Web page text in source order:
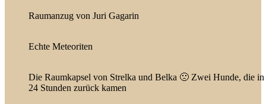
Raumanzug von Juri Gagarin
Echte Meteoriten
Die Raumkapsel von Strelka und Belka 🙁 Zwei Hunde, die
24 Stunden zurück kamen